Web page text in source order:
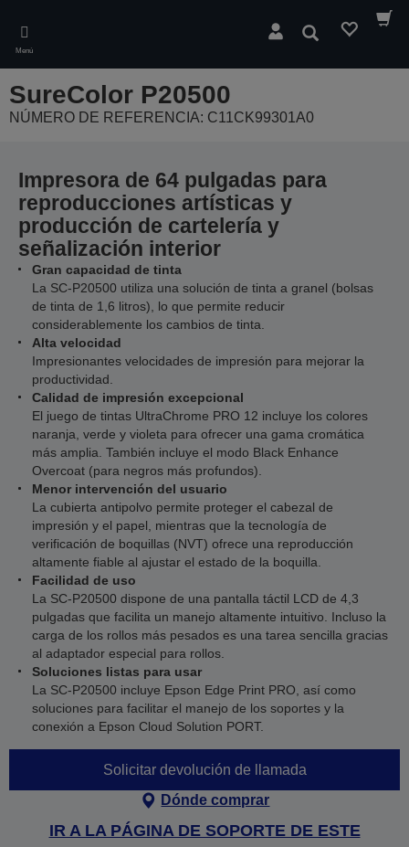
main
content
Menú
Buscar
SureColor P20500
NÚMERO DE REFERENCIA: C11CK99301A0
Impresora de 64 pulgadas para
reproducciones artísticas y
producción de cartelería y
señalización interior
Gran capacidad de tinta
La SC-P20500 utiliza una solución de tinta a granel (bolsas
de tinta de 1,6 litros), lo que permite reducir
considerablemente los cambios de tinta.
Alta velocidad
Impresionantes velocidades de impresión para mejorar la
productividad.
Calidad de impresión excepcional
El juego de tintas UltraChrome PRO 12 incluye los colores
naranja, verde y violeta para ofrecer una gama cromática
más amplia. También incluye el modo Black Enhance
Overcoat (para negros más profundos).
Menor intervención del usuario
La cubierta antipolvo permite proteger el cabezal de
impresión y el papel, mientras que la tecnología de
verificación de boquillas (NVT) ofrece una reproducción
altamente fiable al ajustar el estado de la boquilla.
Facilidad de uso
La SC-P20500 dispone de una pantalla táctil LCD de 4,3
pulgadas que facilita un manejo altamente intuitivo. Incluso la
carga de los rollos más pesados es una tarea sencilla gracias
al adaptador especial para rollos.
Soluciones listas para usar
La SC-P20500 incluye Epson Edge Print PRO, así como
soluciones para facilitar el manejo de los soportes y la
conexión a Epson Cloud Solution PORT.
Solicitar devolución de llamada
Dónde comprar
IR A LA PÁGINA DE SOPORTE DE ESTE